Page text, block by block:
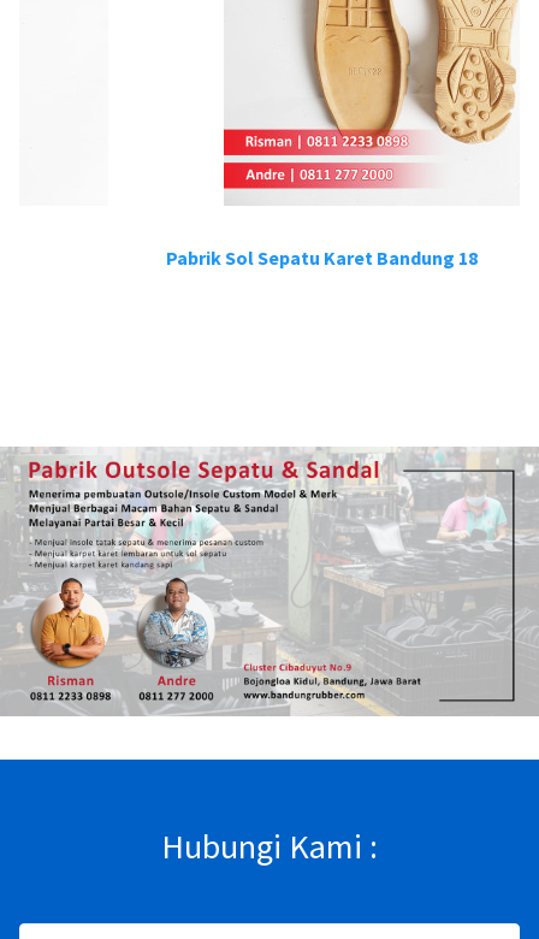
Pabrik Sol Sepatu Karet Bandung 18
Hubungi Kami :